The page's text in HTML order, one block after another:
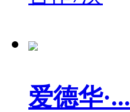
爱德华·...